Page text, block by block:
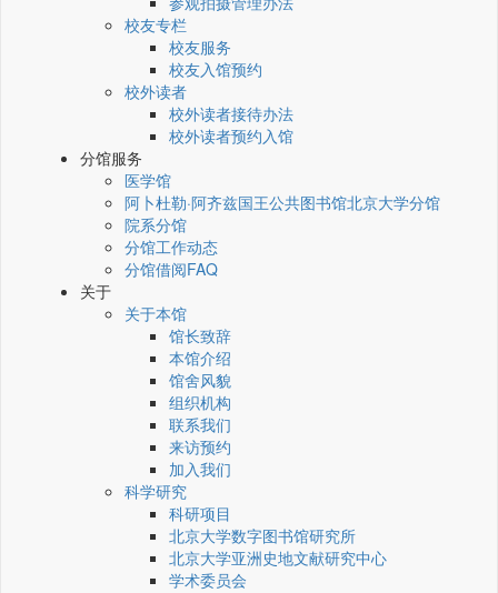
校友专栏
校友服务
校友入馆预约
校外读者
校外读者接待办法
校外读者预约入馆
分馆服务
医学馆
阿卜杜勒·阿齐兹国王公共图书馆北京大学分馆
院系分馆
分馆工作动态
分馆借阅FAQ
关于
关于本馆
馆长致辞
本馆介绍
馆舍风貌
组织机构
联系我们
来访预约
加入我们
科学研究
科研项目
北京大学数字图书馆研究所
北京大学亚洲史地文献研究中心
学术委员会